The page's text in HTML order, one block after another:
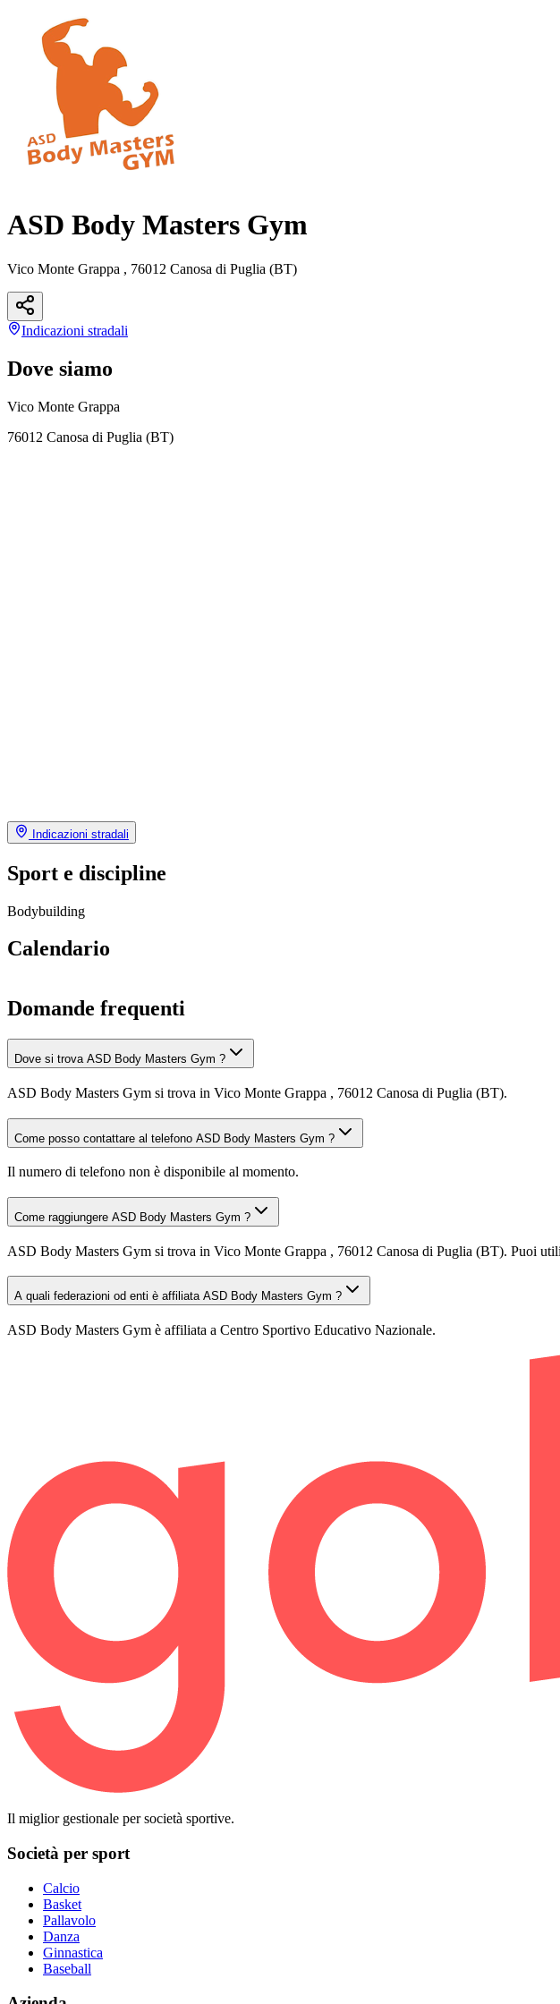
ASD Body Masters Gym
Vico Monte Grappa , 76012 Canosa di Puglia (BT)
Indicazioni stradali
Dove siamo
Vico Monte Grappa
76012 Canosa di Puglia (BT)
Indicazioni stradali
Sport e discipline
Bodybuilding
Calendario
Domande frequenti
Dove si trova ASD Body Masters Gym ?
ASD Body Masters Gym si trova in Vico Monte Grappa , 76012 Canosa di Puglia (BT).
Come posso contattare al telefono ASD Body Masters Gym ?
Il numero di telefono non è disponibile al momento.
Come raggiungere ASD Body Masters Gym ?
ASD Body Masters Gym si trova in Vico Monte Grappa , 76012 Canosa di Puglia (BT). Puoi
A quali federazioni od enti è affiliata ASD Body Masters Gym ?
ASD Body Masters Gym è affiliata a Centro Sportivo Educativo Nazionale.
Il miglior gestionale per società sportive.
Società per sport
Calcio
Basket
Pallavolo
Danza
Ginnastica
Baseball